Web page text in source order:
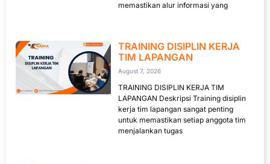
memastikan alur informasi yang
TRAINING DISIPLIN KERJA
TIM LAPANGAN
August 7, 2026
TRAINING DISIPLIN KERJA TIM
LAPANGAN Deskripsi Training disiplin
kerja tim lapangan sangat penting
untuk memastikan setiap anggota tim
menjalankan tugas